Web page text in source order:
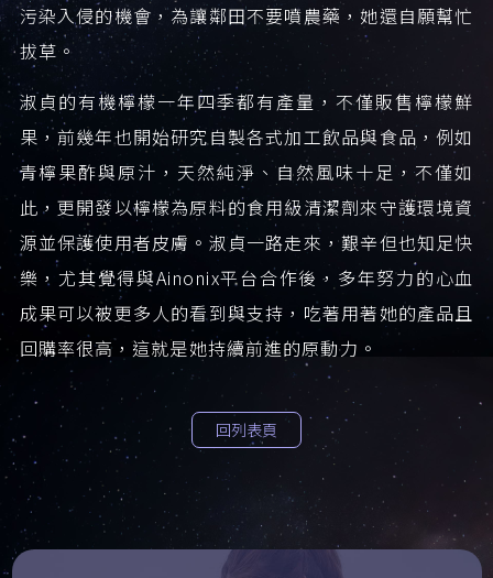
污染入侵的機會，為讓鄰田不要噴農藥，她還自願幫忙
拔草。
淑貞的有機檸檬一年四季都有產量，不僅販售檸檬鮮
果，前幾年也開始研究自製各式加工飲品與食品，例如
青檸果酢與原汁，天然純淨、自然風味十足，不僅如
此，更開發以檸檬為原料的食用級清潔劑來守護環境資
源並保護使用者皮膚。淑貞一路走來，艱辛但也知足快
樂，尤其覺得與Ainonix平台合作後，多年努力的心血
成果可以被更多人的看到與支持，吃著用著她的產品且
回購率很高，這就是她持續前進的原動力。
回列表頁